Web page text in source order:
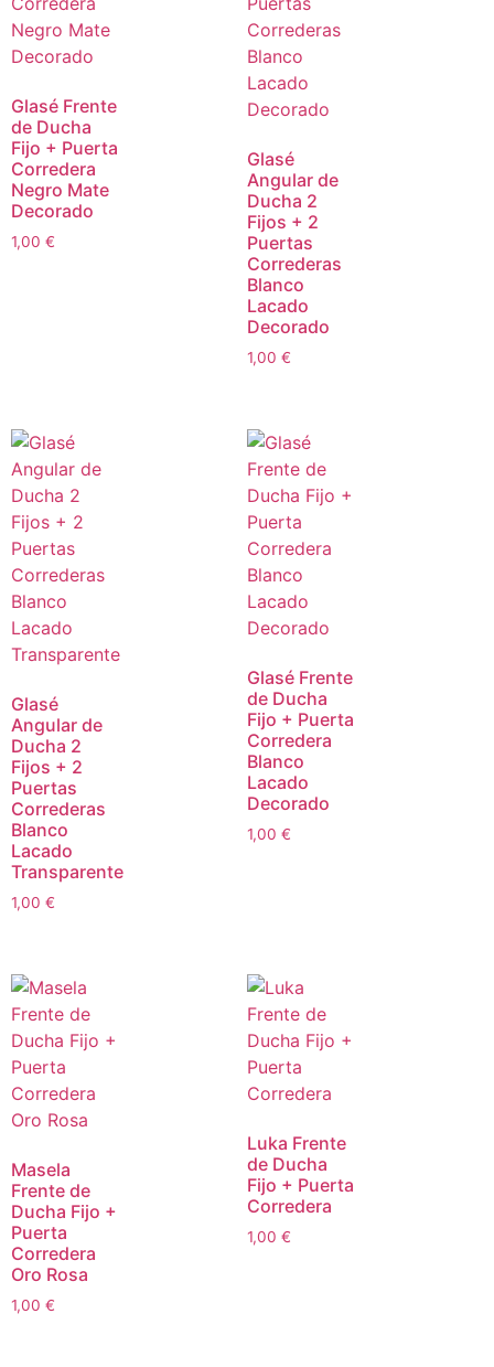
Glasé Frente
de Ducha
Fijo + Puerta
Corredera
Negro Mate
Decorado
1,00 €
Glasé
Angular de
Ducha 2
Fijos + 2
Puertas
Correderas
Blanco
Lacado
Decorado
1,00 €
Glasé
Angular de
Ducha 2
Fijos + 2
Puertas
Correderas
Blanco
Lacado
Transparente
1,00 €
Glasé Frente
de Ducha
Fijo + Puerta
Corredera
Blanco
Lacado
Decorado
1,00 €
Masela
Frente de
Ducha Fijo +
Puerta
Corredera
Oro Rosa
1,00 €
Luka Frente
de Ducha
Fijo + Puerta
Corredera
1,00 €